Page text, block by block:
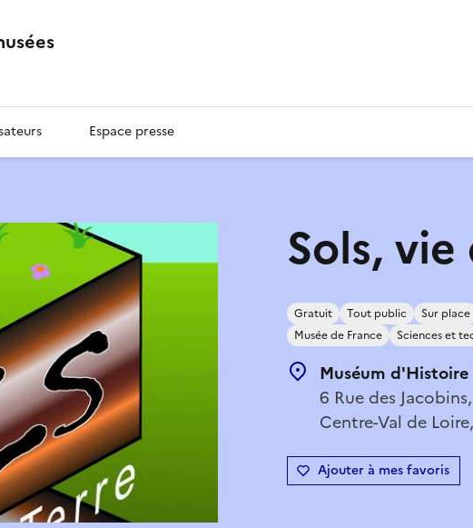
Espace presse
Sols,
Gratuit Tout public Sur place
Musée de France
Sciences et
Muséum
6 Rue des
Centre-Val de
Ajouter à mes favoris